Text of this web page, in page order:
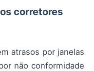
corretores
atrasos por janelas
não conformidade